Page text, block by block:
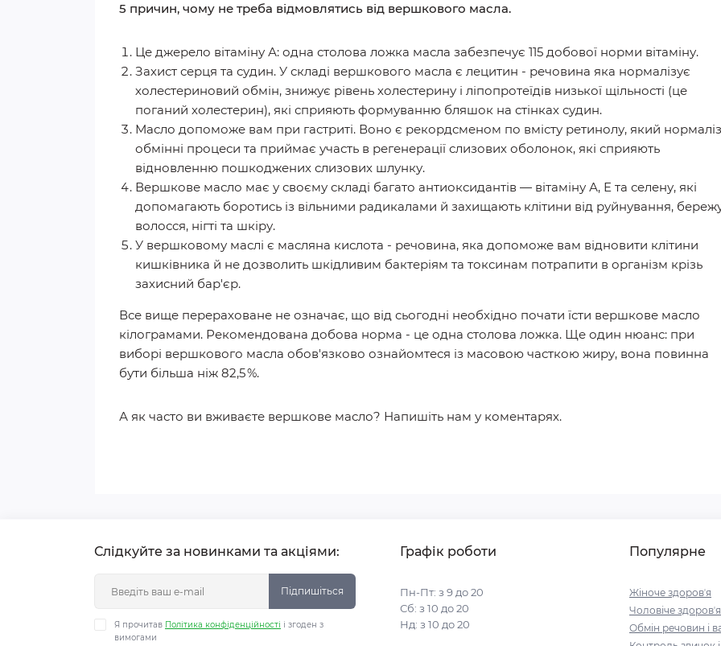
5 причин, чому не треба відмовлятись від вершкового масла.
Це джерело вітаміну А: одна столова ложка масла забезпечує 115 добової норми вітаміну.
Захист серця та судин. У складі вершкового масла є лецитин - речовина яка нормалізує
холестериновий обмін, знижує рівень холестерину і ліпопротеїдів низької щільності (це
поганий холестерин), які сприяють формуванню бляшок на стінках судин.
Масло допоможе вам при гастриті. Воно є рекордсменом по вмісту ретинолу, який
обмінні процеси та приймає участь в регенерації слизових оболонок, які сприяють
відновленню пошкоджених слизових шлунку.
Вершкове масло має у своєму складі багато антиоксидантів — вітаміну А, Е та селену, які
допомагають боротись із вільними радикалами й захищають клітини від руйнування,
волосся, нігті та шкіру.
У вершковому маслі є масляна кислота - речовина, яка допоможе вам відновити клітини
кишківника й не дозволить шкідливим бактеріям та токсинам потрапити в організм крізь
захисний бар'єр.
Все вище перераховане не означає, що від сьогодні необхідно почати їсти вершкове масло
кілограмами. Рекомендована добова норма - це одна столова ложка. Ще один нюанс: при
виборі вершкового масла обов'язково ознайомтеся із масовою часткою жиру, вона повинна
бути більша ніж 82,5 %.
А як часто ви вживаєте вершкове масло? Напишіть нам у коментарях.
Слідкуйте за новинками та акціями:
Підпишіться
Я прочитав Політика конфіденційності і згоден з
вимогами
Графік роботи
Пн-Пт: з 9 до 20
Сб: з 10 до 20
Нд: з 10 до 20
Популярне
Жіноче здоровʼя
Чоловіче здоровʼя
Обмін речовин і